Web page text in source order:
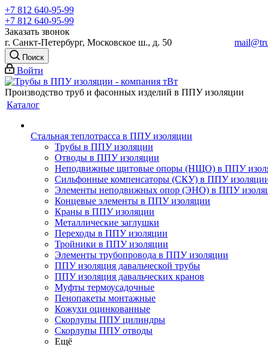
+7 812 640-95-99
+7 812 640-95-99
Заказать звонок
г. Санкт-Петербург, Московское ш., д. 50
Поиск
Войти
Производство труб и фасонных изделий в ППУ изоляции
Каталог
Стальная теплотрасса в ППУ изоляции
Трубы в ППУ изоляции
Отводы в ППУ изоляции
Неподвижные щитовые опоры (НЩО) в ППУ
Cильфонные компенсаторы (СКУ) в ППУ
Элементы неподвижных опор (ЭНО) в ППУ
Концевые элементы в ППУ изоляции
Краны в ППУ изоляции
Металлические заглушки
Переходы в ППУ изоляции
Тройники в ППУ изоляции
Элементы трубопровода в ППУ изоляции
ППУ изоляция давальческой трубы
ППУ изоляция давальческих кранов
Муфты термоусадочные
Пенопакеты монтажные
Кожухи оцинкованные
Скорлупы ППУ цилиндры
Скорлупы ППУ отводы
Ещё